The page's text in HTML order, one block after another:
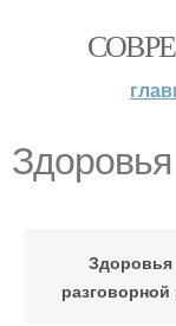
Здоровья
разговорной